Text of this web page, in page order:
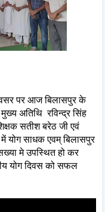
पर आज बिलासपुर के
मुख्य अतिथि रविन्द्र सिंह
सतीश बरेठ जी एवं
योग साधक एवम् बिलासपुर
मे उपस्थित हो कर
योग दिवस को सफल